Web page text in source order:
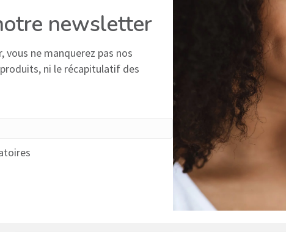
newsletter
ne manquerez pas nos
ni le récapitulatif des